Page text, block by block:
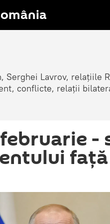
Lavrov, relațiile
conflicte, relații
-